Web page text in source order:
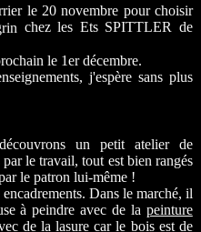
le 20 novembre pour choisir
chez les Ets SPITTLER de
le 1er décembre.
j'espère sans plus
un petit atelier de
le travail, tout est bien rangés
le patron lui-même !
Dans le marché, il
à peindre avec de la peinture
de la lasure car le bois est de